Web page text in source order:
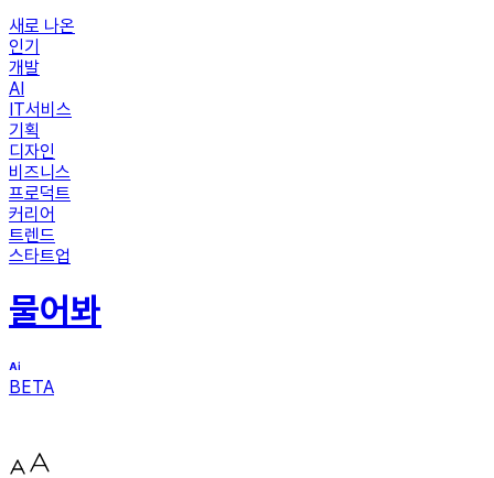
새로 나온
인기
개발
AI
IT서비스
기획
디자인
비즈니스
프로덕트
커리어
트렌드
스타트업
물어봐
BETA